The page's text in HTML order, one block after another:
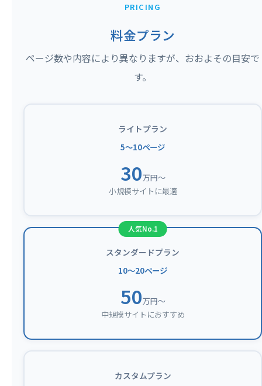
PRICING
料金プラン
ページ数や内容により異なりますが、おおよその目安で
す。
ライトプラン
5〜10ページ
30万円〜
小規模サイトに最適
スタンダードプラン
10〜20ページ
50万円〜
中規模サイトにおすすめ
カスタムプラン